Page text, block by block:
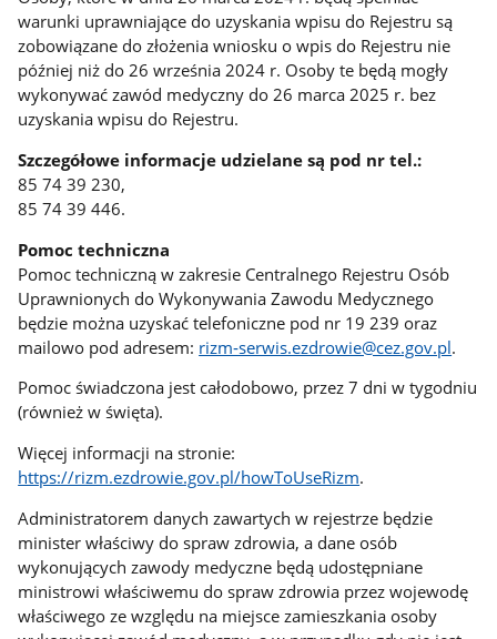
warunki uprawniające do uzyskania wpisu do Rejestru są
zobowiązane do złożenia wniosku o wpis do Rejestru nie
później niż do 26 września 2024 r. Osoby te będą mogły
wykonywać zawód medyczny do 26 marca 2025 r. bez
uzyskania wpisu do Rejestru.
Szczegółowe informacje udzielane są pod nr tel.:
85 74 39 230,
85 74 39 446.
Pomoc techniczna
Pomoc techniczną w zakresie Centralnego Rejestru Osób
Uprawnionych do Wykonywania Zawodu Medycznego
będzie można uzyskać telefoniczne pod nr 19 239 oraz
mailowo pod adresem: rizm‑serwis.ezdrowie@cez.gov.pl.
Pomoc świadczona jest całodobowo, przez 7 dni w tygodniu
(również w święta).
Więcej informacji na stronie:
https://rizm.ezdrowie.gov.pl/howToUseRizm.
Administratorem danych zawartych w rejestrze będzie
minister właściwy do spraw zdrowia, a dane osób
wykonujących zawody medyczne będą udostępniane
ministrowi właściwemu do spraw zdrowia przez wojewodę
właściwego ze względu na miejsce zamieszkania osoby